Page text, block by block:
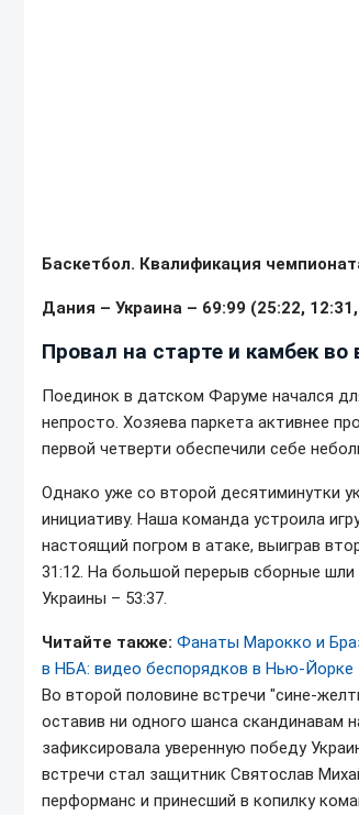
Баскетбол. Квалификация
Дания – Украина – 69:99 (25:22,
Провал на старте и камбек во
Поединок в датском Фаруме начался
непросто. Хозяева паркета активнее
первой четверти обеспечили себе
Однако уже со второй десятиминутки
инициативу. Наша команда устроила
настоящий погром в атаке, выиграв
31:12. На большой перерыв сборные
Украины – 53:37.
Читайте также: Фанаты Марокко и
в НБА: видео беспорядков в Нью-Йорке
Во второй половине встречи "сине-
оставив ни одного шанса скандинавам
зафиксировала уверенную победу
встречи стал защитник Святослав
перформанс и принесший в копилку